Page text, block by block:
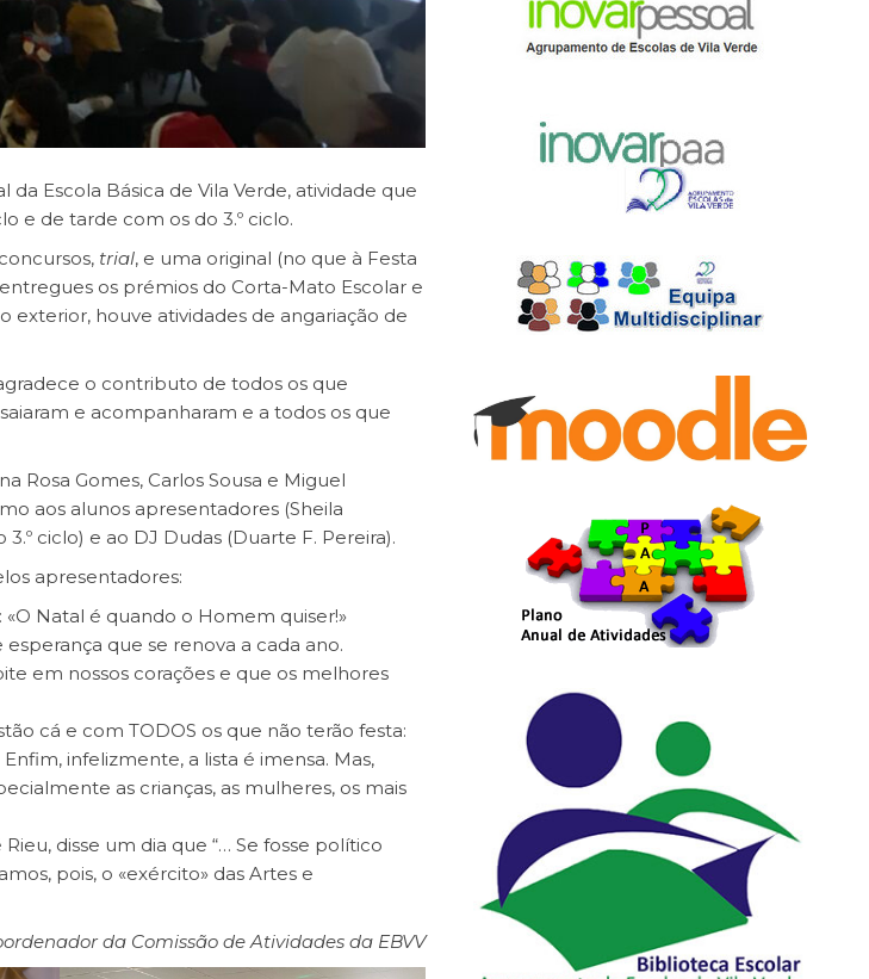
Escola Básica de Vila Verde, atividade que
e de tarde com os do 3.º ciclo.
trial, e uma original (no que à Festa
os prémios do Corta-Mato Escolar e
exterior, houve atividades de angariação de
o contributo de todos os que
e acompanharam e a todos os que
Rosa Gomes, Carlos Sousa e Miguel
aos alunos apresentadores (Sheila
ciclo) e ao DJ Dudas (Duarte F. Pereira).
apresentadores:
Natal é quando o Homem quiser!»
que se renova a cada ano.
em nossos corações e que os melhores
cá e com TODOS os que não terão festa:
infelizmente, a lista é imensa. Mas,
as crianças, as mulheres, os mais
disse um dia que “… Se fosse político
pois, o «exército» das Artes e
da Comissão de Atividades da EBVV